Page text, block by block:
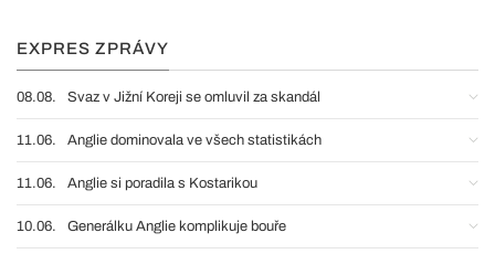
EXPRES ZPRÁVY
08.08. Svaz v Jižní Koreji se omluvil za skandál
11.06. Anglie dominovala ve všech statistikách
11.06. Anglie si poradila s Kostarikou
10.06. Generálku Anglie komplikuje bouře